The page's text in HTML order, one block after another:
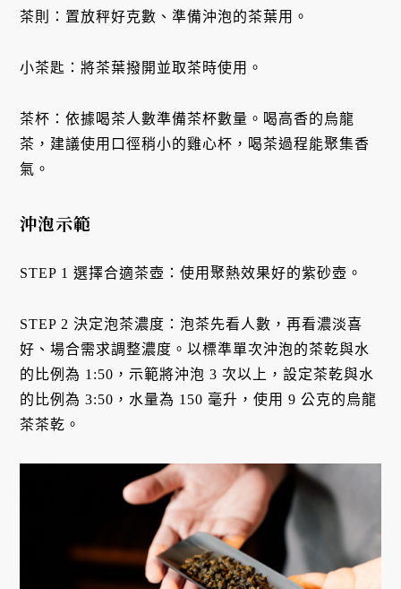
茶則：置放秤好克數、準備沖泡的茶葉用。
小茶匙：將茶葉撥開並取茶時使用。
茶杯：依據喝茶人數準備茶杯數量。喝高香的烏龍
茶，建議使用口徑稍小的雞心杯，喝茶過程能聚集香
氣。
沖泡示範
STEP 1 選擇合適茶壺：使用聚熱效果好的紫砂壺。
STEP 2 決定泡茶濃度：泡茶先看人數，再看濃淡喜
好、場合需求調整濃度。以標準單次沖泡的茶乾與水
的比例為 1:50，示範將沖泡 3 次以上，設定茶乾與水
的比例為 3:50，水量為 150 毫升，使用 9 公克的烏龍
茶茶乾。